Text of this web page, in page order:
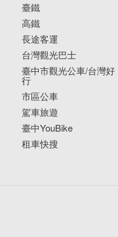
臺鐵
高鐵
長途客運
台灣觀光巴士
臺中市觀光公車/台灣好
行
市區公車
駕車旅遊
臺中YouBike
租車快搜